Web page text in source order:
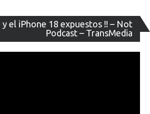
y el iPhone 18 expuestos !! – Not
Podcast – TransMedia
de